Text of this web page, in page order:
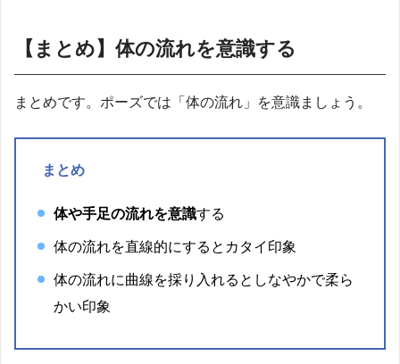
【まとめ】体の流れを意識する
まとめです。ポーズでは「体の流れ」を意識ましょう。
まとめ
体や手足の流れを意識する
体の流れを直線的にするとカタイ印象
体の流れに曲線を採り入れるとしなやかで柔ら
かい印象